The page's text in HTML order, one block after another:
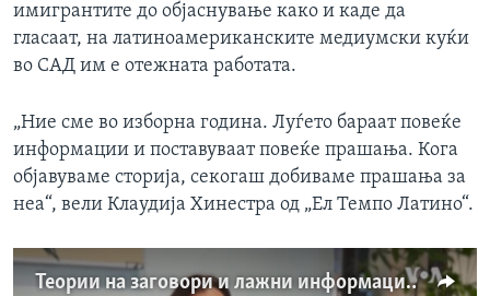
имигрантите до објаснување како и каде да
гласаат, на латиноамериканските медиумски куќи
во САД им е отежната работата.
„Ние сме во изборна година. Луѓето бараат повеќе
информации и поставуваат повеќе прашања. Кога
објавуваме сторија, секогаш добиваме прашања за
неа“, вели Клаудија Хинестра од „Ел Темпо Латино“.
Теории на заговори и лажни информации се шират низ латино заедницата во САД